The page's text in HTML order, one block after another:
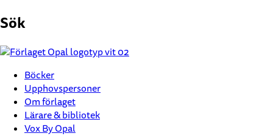
till
Sök
Böcker
Upphovspersoner
Om förlaget
Lärare & bibliotek
Vox By Opal